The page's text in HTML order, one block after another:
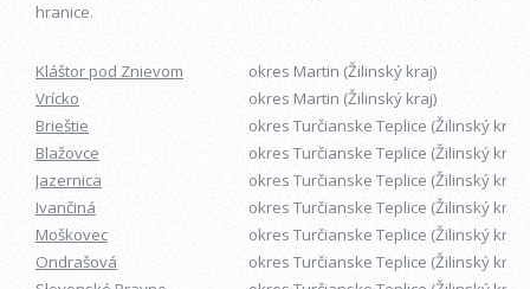
hranice.
Kláštor pod Znievom
okres Martin (Žilinský kraj)
Vrícko
okres Martin (Žilinský kraj)
Brieštie
okres Turčianske Teplice (Žilinský kraj)
Blažovce
okres Turčianske Teplice (Žilinský kraj)
Jazernica
okres Turčianske Teplice (Žilinský kraj)
Ivančiná
okres Turčianske Teplice (Žilinský kraj)
Moškovec
okres Turčianske Teplice (Žilinský kraj)
Ondrašová
okres Turčianske Teplice (Žilinský kraj)